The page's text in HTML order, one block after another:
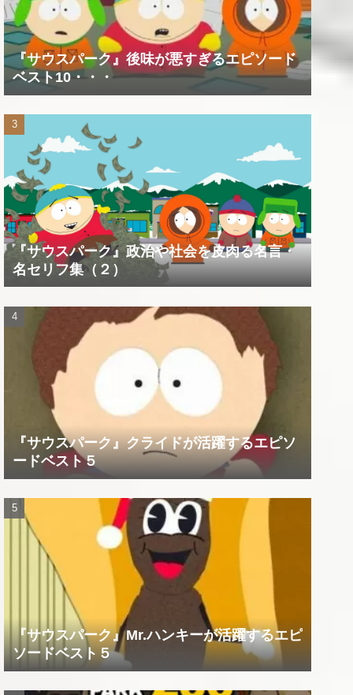
『サウスパーク』後味が悪すぎるエピソード
ベスト10・・・
『サウスパーク』政治や社会を皮肉る名言・
名セリフ集（２）
『サウスパーク』クライドが活躍するエピソ
ードベスト５
『サウスパーク』Mr.ハンキーが活躍するエピ
ソードベスト５